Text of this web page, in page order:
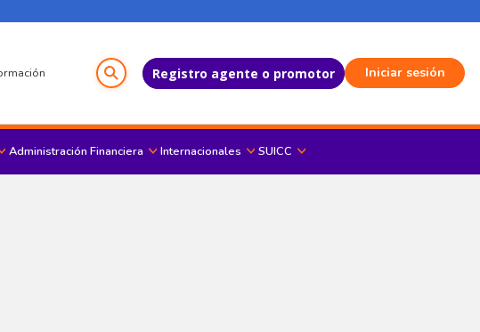
Registro agente o promotor Iniciar sesión
Administración Financiera Internacionales SUICC